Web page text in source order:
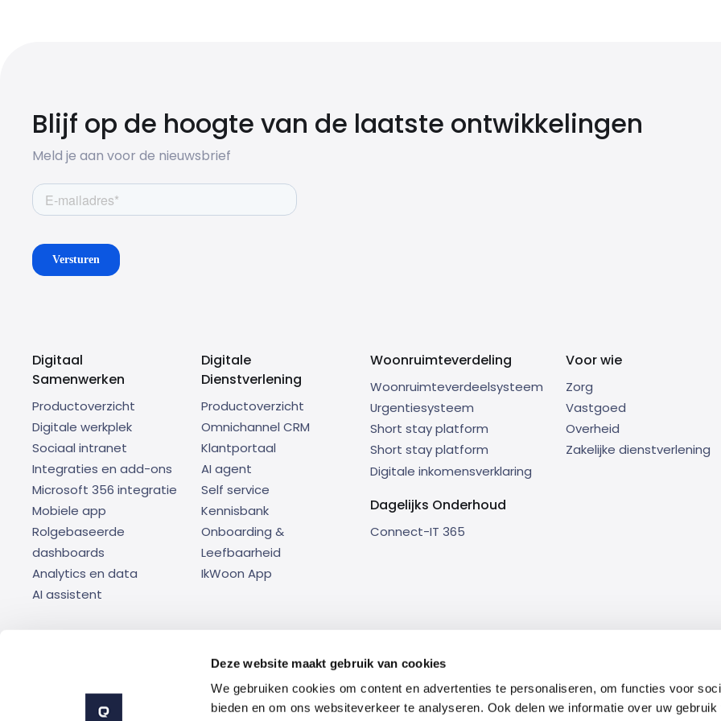
Deze website maakt gebruik van cookies
We gebruiken cookies om content en advertenties te personaliseren, om functies voor
bieden en om ons websiteverkeer te analyseren. Ook delen we informatie over uw
Blijf op de hoogte van de laatste ontwikkelingen
Meld je aan voor de nieuwsbrief
Digitaal
Samenwerken
Productoverzicht
Digitale werkplek
Sociaal intranet
Integraties en add-ons
Microsoft 356 integratie
Mobiele app
Rolgebaseerde
dashboards
Analytics en data
AI assistent
Digitale
Dienstverlening
Productoverzicht
Omnichannel CRM
Klantportaal
AI agent
Self service
Kennisbank
Onboarding &
Leefbaarheid
IkWoon App
Woonruimteverdeling
Woonruimteverdeelsysteem
Urgentiesysteem
Short stay platform
Short stay platform
Digitale inkomensverklaring
Dagelijks Onderhoud
Connect-IT 365
Voor wie
Zorg
Vastgoed
Overheid
Zakelijke dienstverlening
Compliance Service Level Agreement